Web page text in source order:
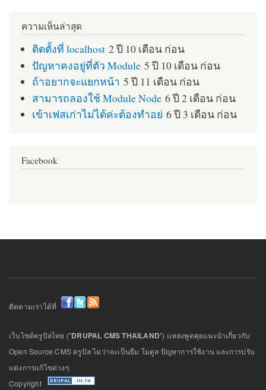
ความเห็นล่าสุด
ติดตั้งที่ localhost 2 ปี 10 เดือน ก่อน
ปัญหาคงอยู่ที่ตัว Module 5 ปี 10 เดือน ก่อน
ถ้าอยากจะแยกหน้า 5 ปี 11 เดือน ก่อน
สามารถลองใช้ Module Node 6 ปี 2 เดือน ก่อน
เข้าเฟสเก่าไม่ได้ค่ะต้องทำอย่ 6 ปี 3 เดือน ก่อน
Facebook
ติดตามเราได้ที่
เว็บไซต์ดรูปัลไทย ("DRUPAL CMS THAILAND") แหล่งพูดคุยแนะนำเกี่ยวกับ
Open Source CMS ดรูปัล ไม่ว่าจะเป็นธีม โมดูล ปัญหาการใช้งาน และการปรับ
แต่งการแก้ไขต่างๆ
Copyright